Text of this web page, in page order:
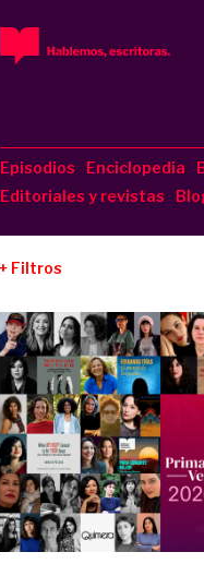
Episodios Enciclopedia
Editoriales y revistas
Filtros